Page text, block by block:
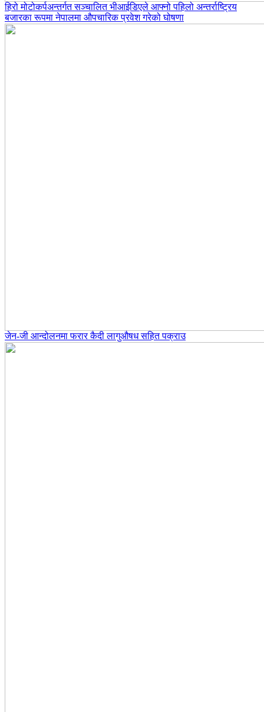
हिरो मोटोकर्पअन्तर्गत सञ्चालित भीआईडिएले आफ्नो पहिलो अन्तर्राष्ट्रिय
बजारका रूपमा नेपालमा औपचारिक प्रवेश गरेको घोषणा
जेन-जी आन्दोलनमा फरार कैदी लागुऔषध सहित पक्राउ